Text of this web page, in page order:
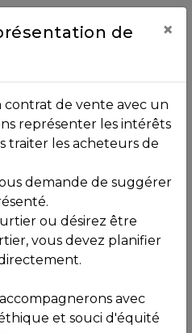
de photos
de
×
contrat de vente avec un
représenter les intérêts
traiter les acheteurs de
demande de suggérer
ou désirez être
vous devez planifier
avec
et souci d'équité